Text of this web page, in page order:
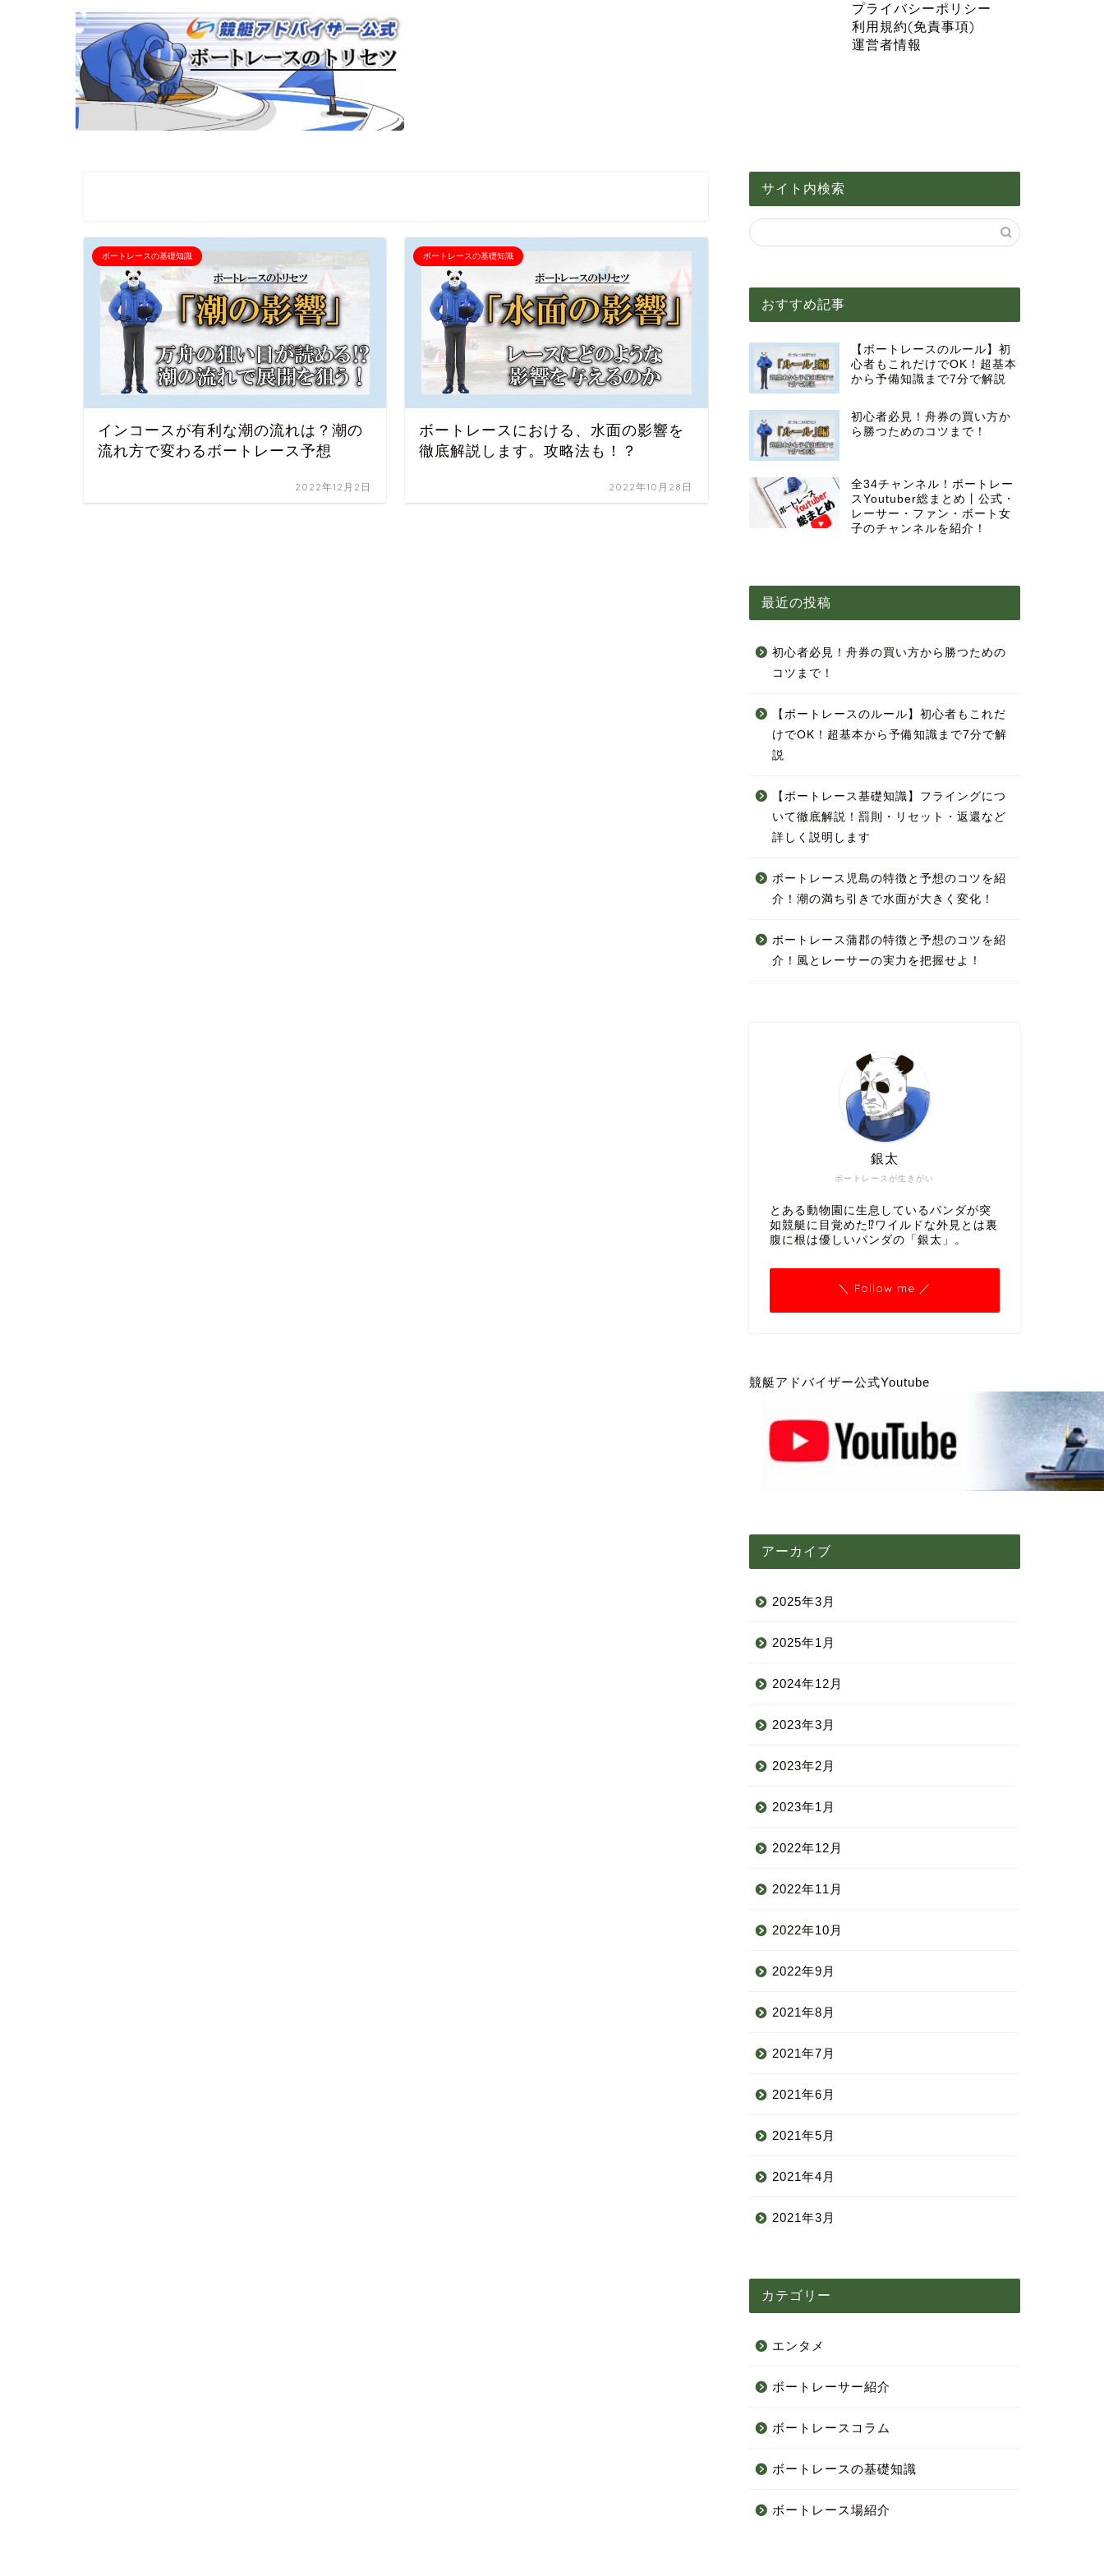
プライバシーポリシー
利用規約(免責事項)
運営者情報
ボートレースの基礎知識
インコースが有利な潮の流れは？潮の
流れ方で変わるボートレース予想
2022年12月2日
ボートレースの基礎知識
ボートレースにおける、水面の影響を
徹底解説します。攻略法も！？
2022年10月28日
サイト内検索
おすすめ記事
【ボートレースのルール】初
心者もこれだけでOK！超基本
から予備知識まで7分で解説
初心者必見！舟券の買い方か
ら勝つためのコツまで！
全34チャンネル！ボートレー
スYoutuber総まとめ丨公式・
レーサー・ファン・ボート女
子のチャンネルを紹介！
最近の投稿
初心者必見！舟券の買い方から勝つための
コツまで！
【ボートレースのルール】初心者もこれだ
けでOK！超基本から予備知識まで7分で解
説
【ボートレース基礎知識】フライングにつ
いて徹底解説！罰則・リセット・返還など
詳しく説明します
ボートレース児島の特徴と予想のコツを紹
介！潮の満ち引きで水面が大きく変化！
ボートレース蒲郡の特徴と予想のコツを紹
介！風とレーサーの実力を把握せよ！
ボートレースが生きがい
銀太
とある動物園に生息しているパンダが突
如競艇に目覚めた⁉ワイルドな外見とは裏
腹に根は優しいパンダの「銀太」。
＼ Follow me ／
競艇アドバイザー公式Youtube
アーカイブ
2025年3月
2025年1月
2024年12月
2023年3月
2023年2月
2023年1月
2022年12月
2022年11月
2022年10月
2022年9月
2021年8月
2021年7月
2021年6月
2021年5月
2021年4月
2021年3月
カテゴリー
エンタメ
ボートレーサー紹介
ボートレースコラム
ボートレースの基礎知識
ボートレース場紹介